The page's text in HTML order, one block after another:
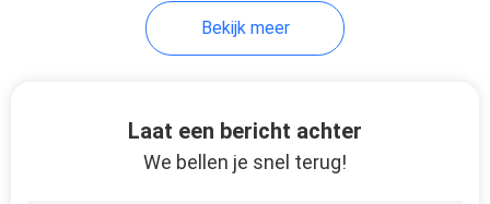
FABRIEKSREIS
CONTACTEER
Bekijk meer
Laat een bericht achter
We bellen je snel terug!